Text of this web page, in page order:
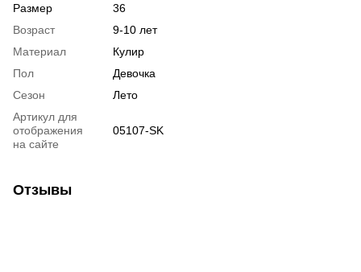
Размер
36
Возраст
9-10 лет
Материал
Кулир
Пол
Девочка
Сезон
Лето
Артикул для
отображения
на сайте
05107-SK
Отзывы